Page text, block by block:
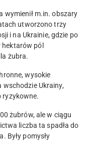
wymienił m.in. obszary
utworzono trzy
i na Ukrainie, gdzie po
pól
żubra.
wysokie
wschodzie Ukrainy,
ryzykowne.
żubrów, ale w ciągu
liczba ta spadła do
Były pomysły